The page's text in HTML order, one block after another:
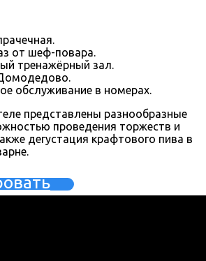
от шеф-повара.
тренажёрный зал.
обслуживание в номерах.
представлены разнообразные
проведения торжеств и
дегустация крафтового пива в